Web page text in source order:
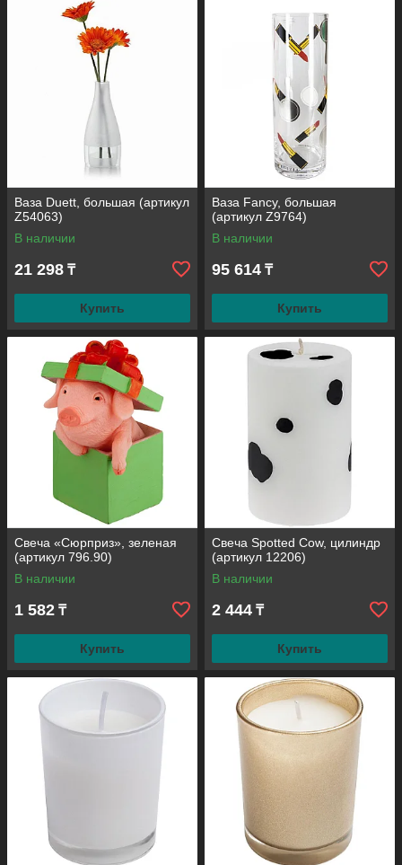
Ваза Duett, большая (артикул
Z54063)
В наличии
21 298 ₸
Купить
Ваза Fancy, большая
(артикул Z9764)
В наличии
95 614 ₸
Купить
Свеча «Сюрприз», зеленая
(артикул 796.90)
В наличии
1 582 ₸
Купить
Свеча Spotted Cow, цилиндр
(артикул 12206)
В наличии
2 444 ₸
Купить